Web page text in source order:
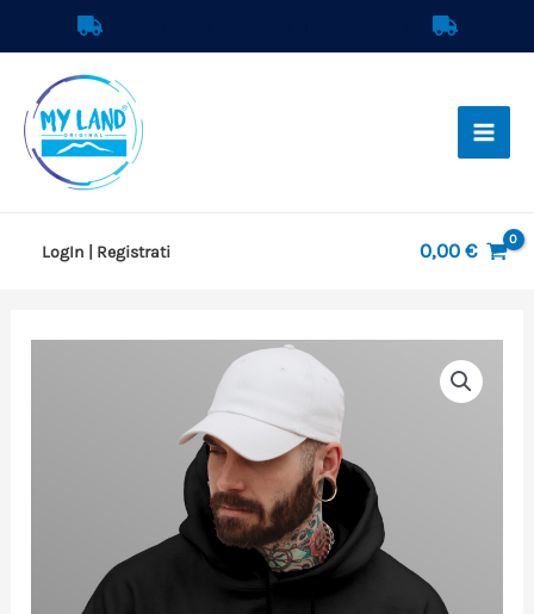
al
contenuto
LogIn | Registrati 0,00 €